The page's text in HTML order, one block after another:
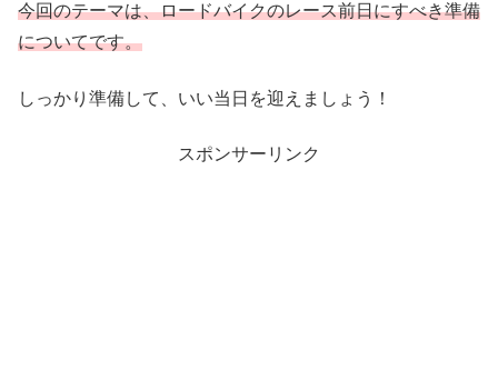
今回のテーマは、ロードバイクのレース前日にすべき準備
についてです。
しっかり準備して、いい当日を迎えましょう！
スポンサーリンク